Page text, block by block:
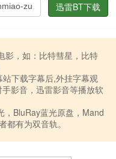
迅雷BT下载
影，如：比特彗星，比特
下载字幕后,外挂字幕观
影音，迅雷影音等播放软
，BluRay蓝光原盘，Mand
有为双音轨。